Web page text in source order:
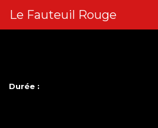
Le Fauteuil Rouge
Durée :